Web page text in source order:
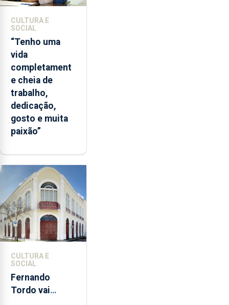
CULTURA E
SOCIAL
“Tenho uma
vida
completament
e cheia de
trabalho,
dedicação,
gosto e muita
paixão”
CULTURA E
SOCIAL
Fernando
Tordo vai